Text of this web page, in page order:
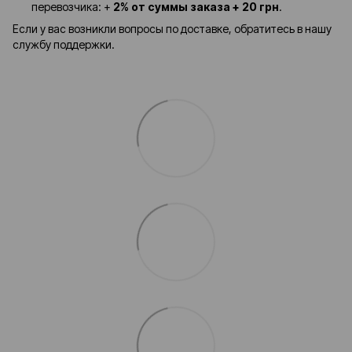
перевозчика: + 2% от суммы заказа + 20 грн.
Если у вас возникли вопросы по доставке, обратитесь в нашу
службу поддержки.